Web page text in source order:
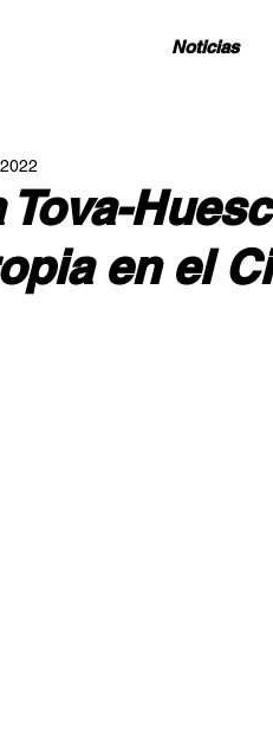
Noticias
Tova-
en el